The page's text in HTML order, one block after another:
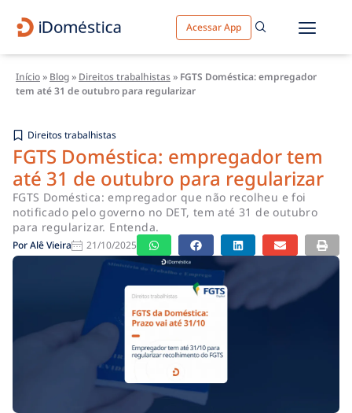
Acessar App
Início» Blog» Direitos trabalhistas» FGTS Doméstica: empregador
tem até 31 de outubro para regularizar
Direitos trabalhistas
FGTS Doméstica: empregador tem
até 31 de outubro para regularizar
FGTS Doméstica: empregador que não recolheu e foi
notificado pelo governo no DET, tem até 31 de outubro
para regularizar. Entenda.
PorAlê Vieira 21/10/2025